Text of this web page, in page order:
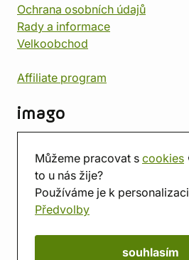
Můžeme pracovat s cookies
to u nás žije?
Používáme je k
Předvolby
souhlasím
Ochrana osobních údajů
Rady a informace
Velkoobchod
Affiliate program
imago
Prodejna
Herna
O nás
Hodnocení obchodu